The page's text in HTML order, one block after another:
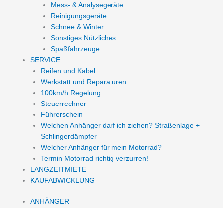
Mess- & Analysegeräte
Reinigungsgeräte
Schnee & Winter
Sonstiges Nützliches
Spaßfahrzeuge
SERVICE
Reifen und Kabel
Werkstatt und Reparaturen
100km/h Regelung
Steuerrechner
Führerschein
Welchen Anhänger darf ich ziehen? Straßenlage +
Schlingerdämpfer
Welcher Anhänger für mein Motorrad?
Termin Motorrad richtig verzurren!
LANGZEITMIETE
KAUFABWICKLUNG
ANHÄNGER